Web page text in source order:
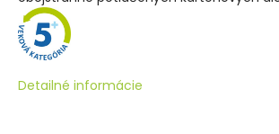
Detailné informácie